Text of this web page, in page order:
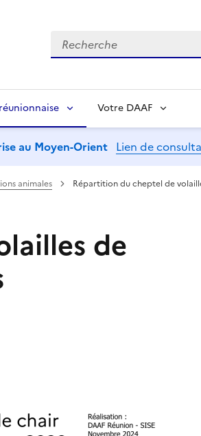
Recherche
Votre DAAF
au Moyen-Orient Lien de
animales Répartition du cheptel de
de